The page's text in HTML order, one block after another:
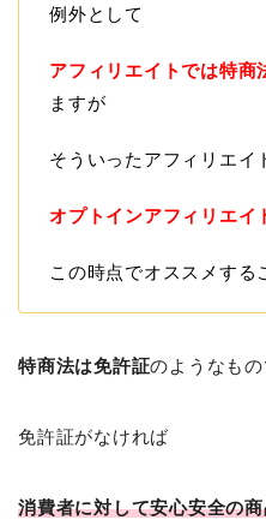
例外として
アフィリエイトでは特商
ますが
そういったアフィリエイ
オプトインアフィリエイ
この時点でオススメする
特商法は免許証のようなもの
免許証がなければ
消費者に対して安心安全の